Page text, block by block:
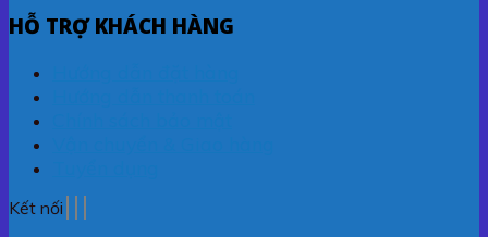
HỖ TRỢ KHÁCH HÀNG
Kết nối